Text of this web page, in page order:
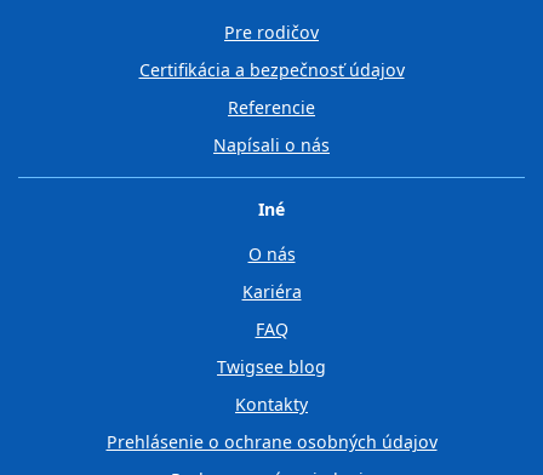
Pre rodičov
Certifikácia a bezpečnosť údajov
Referencie
Napísali o nás
Iné
O nás
Kariéra
FAQ
Twigsee blog
Kontakty
Prehlásenie o ochrane osobných údajov